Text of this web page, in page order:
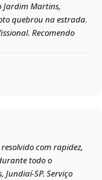
Martins,
quebrou na estrada.
Recomendo
com rapidez,
todo o
Serviço